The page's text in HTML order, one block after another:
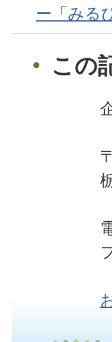
ー「みる
この